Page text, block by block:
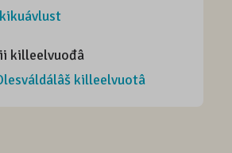
killeelvuođâ
killeelvuotâ